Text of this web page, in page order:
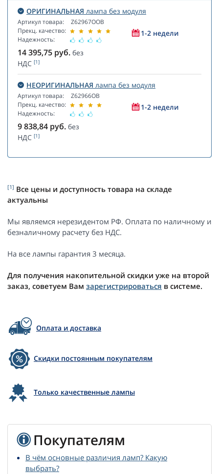
ОРИГИНАЛЬНАЯ лампа без модуля
Артикул товара:
Прекц. качество:
Надежность:
Z62967OOB
1-2 недели
14 395,75 руб. без
НДС [1]
НЕОРИГИНАЛЬНАЯ лампа без модуля
Артикул товара:
Прекц. качество:
Надежность:
Z62966OB
1-2 недели
9 838,84 руб. без
НДС [1]
[1] Все цены и доступность товара на складе
актуальны
Мы являемся нерезидентом РФ. Оплата по наличному и
безналичному расчету без НДС.
На все лампы гарантия 3 месяца.
Для получения накопительной скидки уже на второй
заказ, советуем Вам зарегистрироваться в системе.
Оплата и доставка
Скидки постоянным покупателям
Только качественные лампы
Покупателям
В чём основные различия ламп? Какую
выбрать?